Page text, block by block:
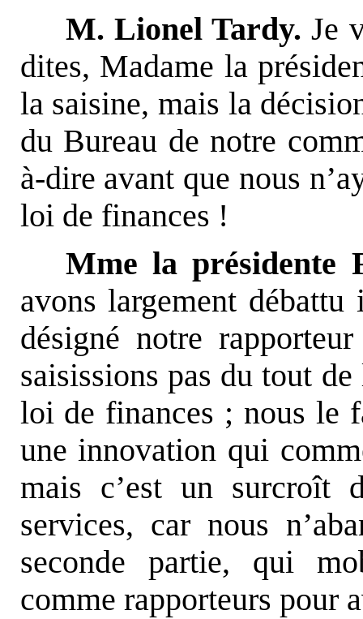
M. Lionel Tardy. Je
dites, Madame la
la saisine, mais la
du Bureau de notre
à-dire avant que nous
loi de finances !
Mme la présidente
avons largement
désigné notre
saisissions pas du tout
loi de finances ; nous le
une innovation qui
mais c’est un surcroît
services, car nous
seconde partie, qui
comme rapporteurs pour